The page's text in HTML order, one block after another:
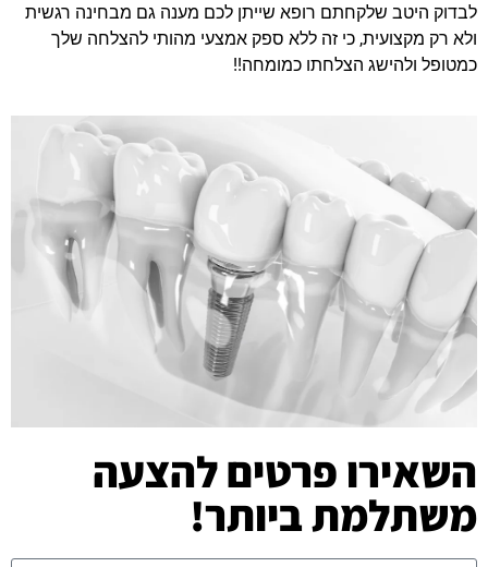
לבדוק היטב שלקחתם רופא שייתן לכם מענה גם מבחינה רגשית
ולא רק מקצועית, כי זה ללא ספק אמצעי מהותי להצלחה שלך
כמטופל ולהישג הצלחתו כמומחה!!
השאירו פרטים להצעה
משתלמת ביותר!